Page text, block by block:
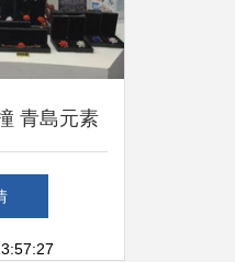
青島元素
游集團文
文博會